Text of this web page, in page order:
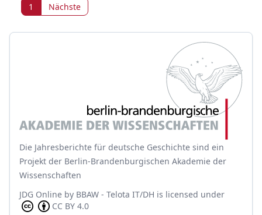
1 Nächste
Die Jahresberichte für deutsche Geschichte sind ein
Projekt der Berlin-Brandenburgischen Akademie der
Wissenschaften
JDG Online by BBAW - Telota IT/DH is licensed under
CC BY 4.0